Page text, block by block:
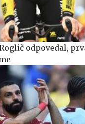
odpovedal,